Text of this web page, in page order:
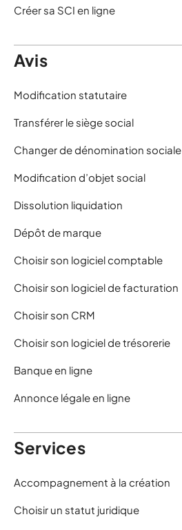
Créer sa SCI en ligne
Avis
Modification statutaire
Transférer le siège social
Changer de dénomination sociale
Modification d’objet social
Dissolution liquidation
Dépôt de marque
Choisir son logiciel comptable
Choisir son logiciel de facturation
Choisir son CRM
Choisir son logiciel de trésorerie
Banque en ligne
Annonce légale en ligne
Services
Accompagnement à la création
Choisir un statut juridique